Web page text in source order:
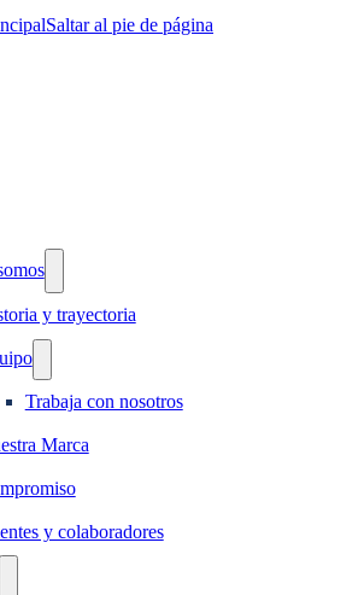
Saltar al pie de página
y trayectoria
Trabaja con nosotros
Marca
y colaboradores